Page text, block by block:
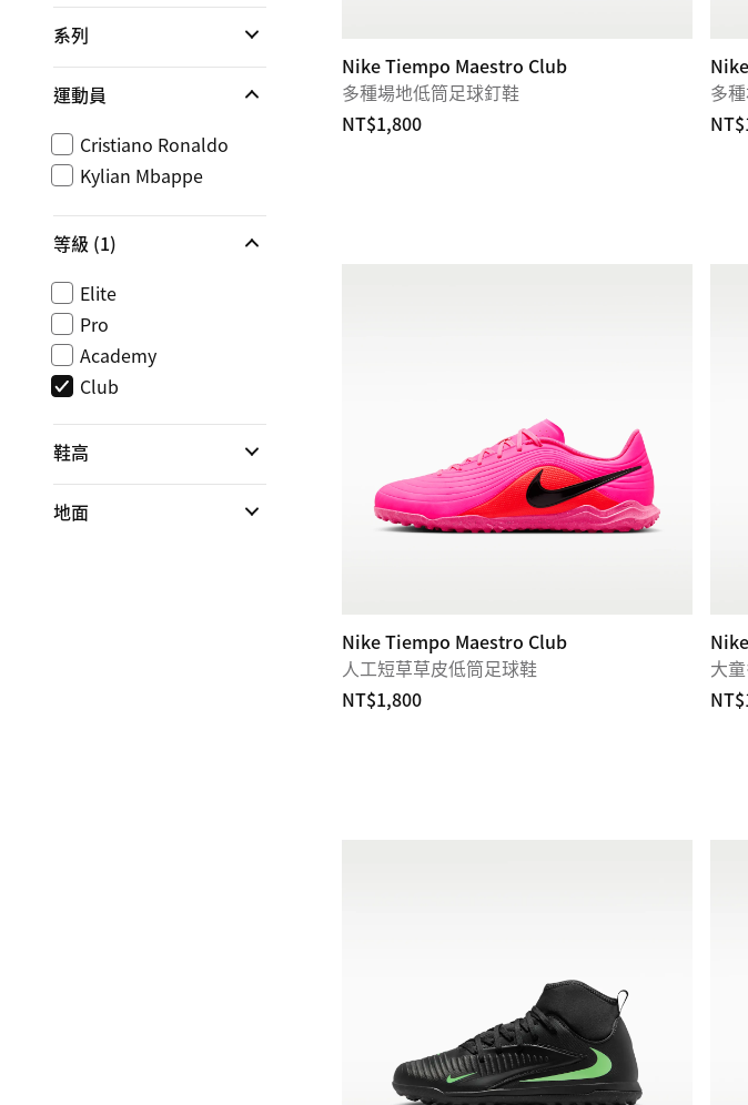
系列
運動員
Cristiano Ronaldo
Kylian Mbappe
等級 (1)
Elite
Pro
Academy
Club
鞋高
地面
Nike Tiempo Maestro Club
多種場地低筒足球釘鞋
NT$1,800
多
Nike Tiempo Maestro Club
人工短草草皮低筒足球鞋
NT$1,800
大